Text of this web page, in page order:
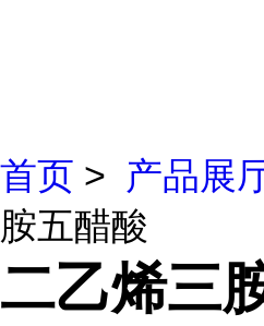
首页 > 产品展
胺五醋酸
二乙烯三